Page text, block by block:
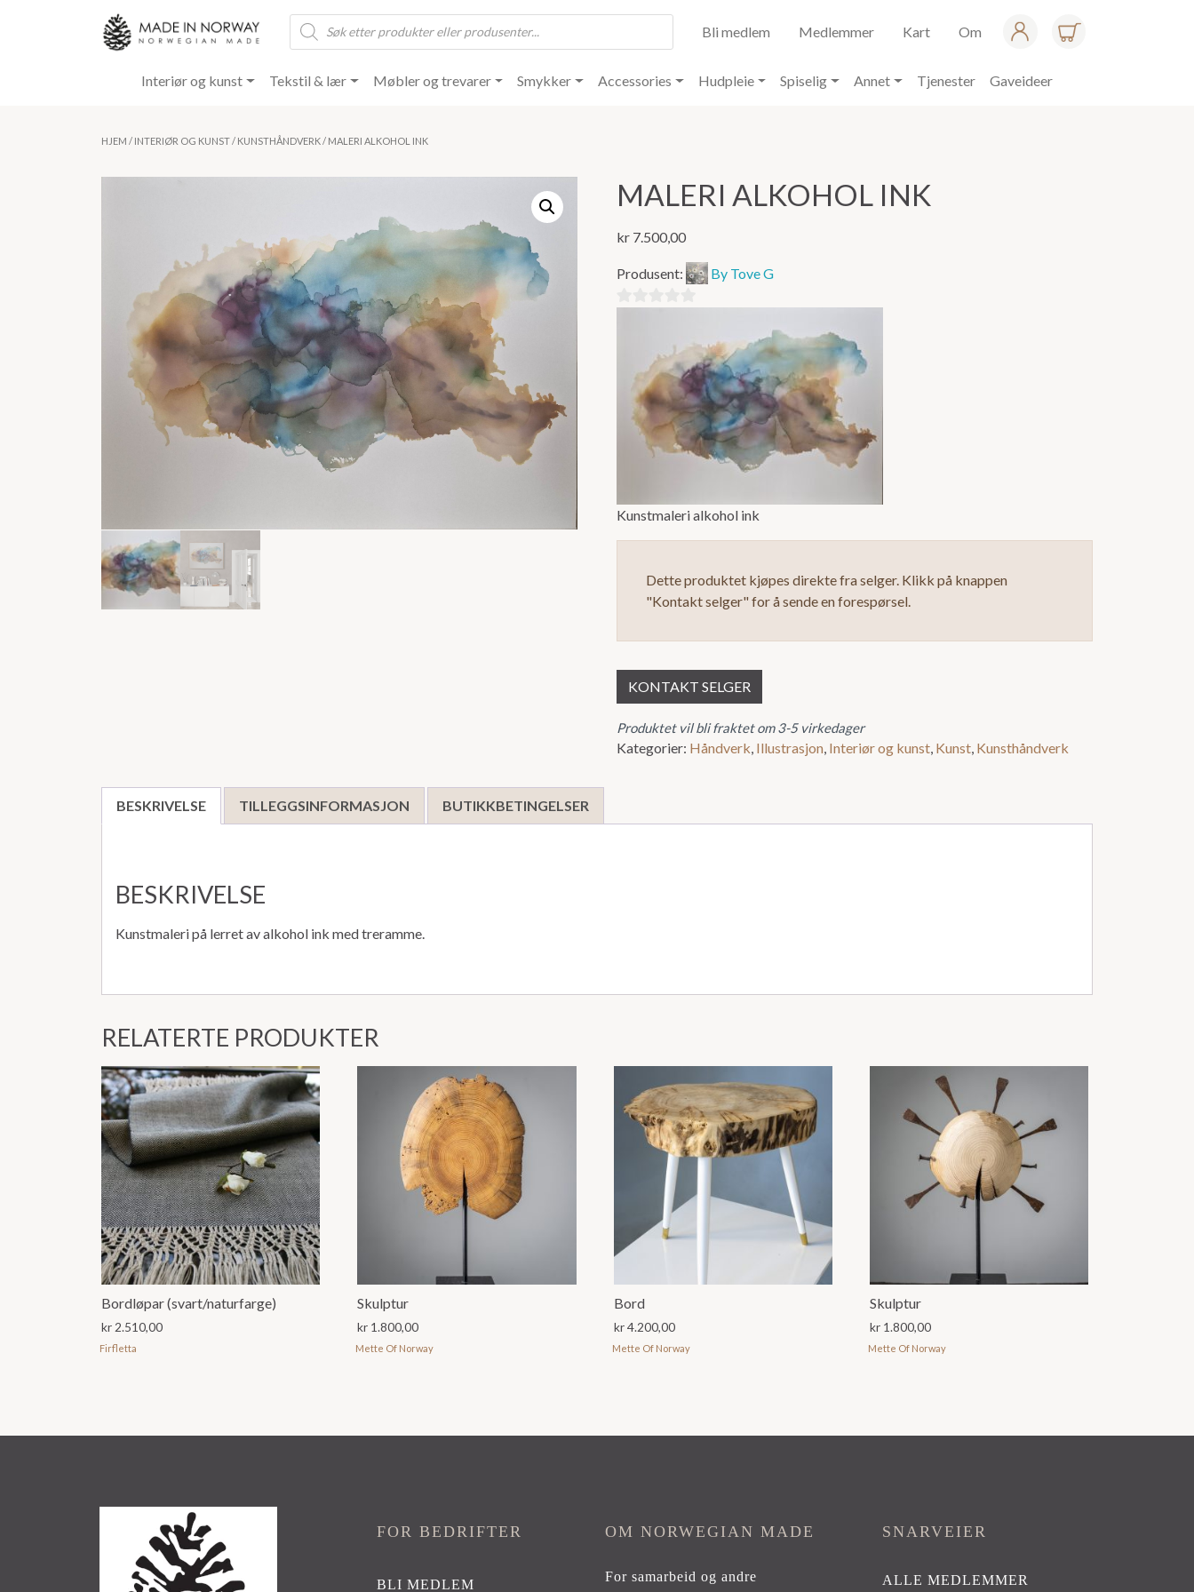
Products
search
Bli medlem Medlemmer Kart Om
Interiør og kunst Tekstil & lær Møbler og trevarer Smykker Accessories Hudpleie Spiselig Annet Tjenester Gaveideer
HJEM / INTERIØR OG KUNST/ KUNSTHÅNDVERK/ MALERI ALKOHOL INK
MALERI ALKOHOL INK
kr 7.500,00
Produsent: By Tove G
Kunstmaleri alkohol ink
Dette produktet kjøpes direkte fra selger. Klikk på knappen
"Kontakt selger" for å sende en forespørsel.
KONTAKT SELGER
Produktet vil bli fraktet om 3-5 virkedager
Kategorier: Håndverk, Illustrasjon, Interiør og kunst, Kunst, Kunsthåndverk
BESKRIVELSE TILLEGGSINFORMASJON BUTIKKBETINGELSER
BESKRIVELSE
Kunstmaleri på lerret av alkohol ink med treramme.
RELATERTE PRODUKTER
Bordløpar (svart/naturfarge)
kr 2.510,00
Firfletta
Skulptur
kr 1.800,00
Mette Of Norway
Bord
kr4.200,00
Mette Of Norway
Skulptur
kr 1.800,00
Mette Of Norway
FOR BEDRIFTER
BLI MEDLEM
OM NORWEGIAN MADE
For samarbeid og andre
SNARVEIER
ALLE MEDLEMMER